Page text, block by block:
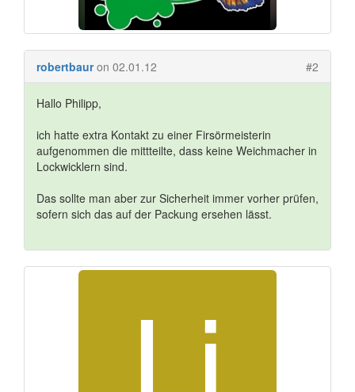
robertbaur on 02.01.12 #2
Hallo Philipp,
ich hatte extra Kontakt zu einer Firsörmeisterin
aufgenommen die mittteilte, dass keine Weichmacher in
Lockwicklern sind.
Das sollte man aber zur Sicherheit immer vorher prüfen,
sofern sich das auf der Packung ersehen lässt.